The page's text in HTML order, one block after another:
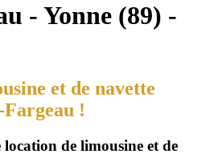
- Yonne (89) -
et de navette
!
de limousine et de